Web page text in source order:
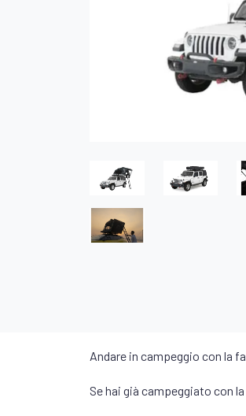
Andare in campeggio con la
Se hai già campeggiato con